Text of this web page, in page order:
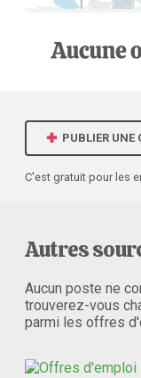
PUBLIER UNE
C'est gratuit pour les
Autres
Aucun poste ne
trouverez-vous
parmi les offres